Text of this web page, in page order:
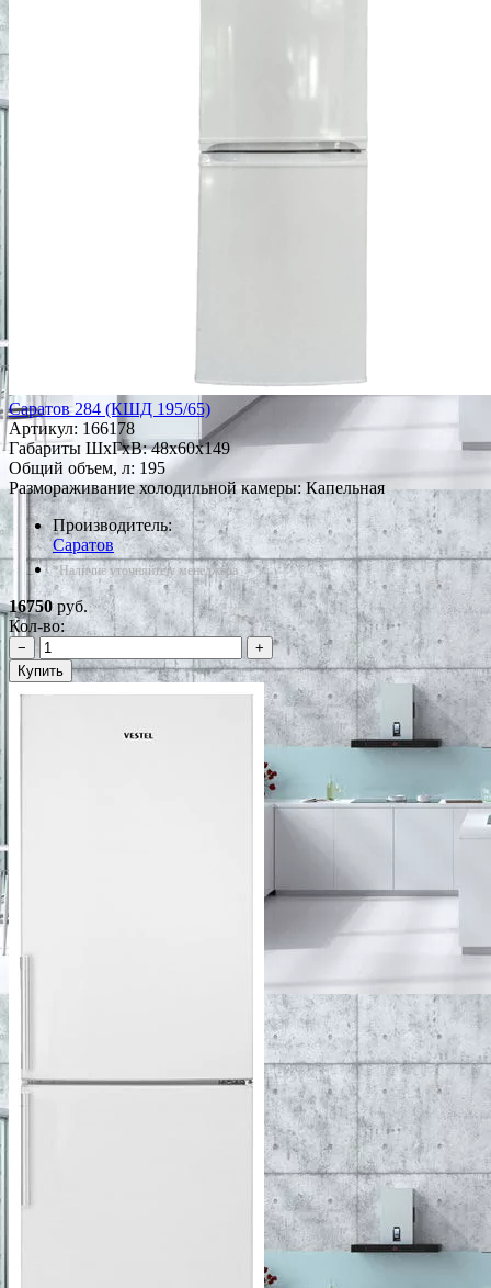
Саратов 284 (КШД 195/65)
Артикул: 166178
Габариты ШxГxВ: 48x60x149
Общий объем, л: 195
Размораживание холодильной камеры: Капельная
Производитель:
Саратов
*Наличие уточняйте у менеджера
16750руб.
Кол-во:
−
+
Купить